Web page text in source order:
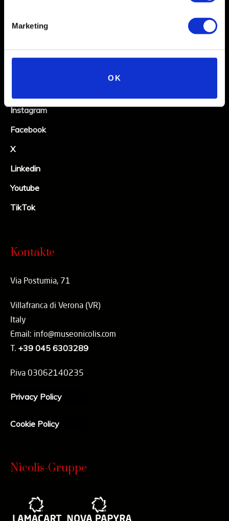
Marketing
OK
Instagram
Facebook
X
Linkedin
Youtube
TikTok
Kontakte
Via Postumia, 71
Villafranca di Verona (VR)
Italy
Email: info@museonicolis.com
T. +39 045 6303289
P.iva 03062140235
Privacy Policy
Cookie Policy
Nicolis-Gruppe